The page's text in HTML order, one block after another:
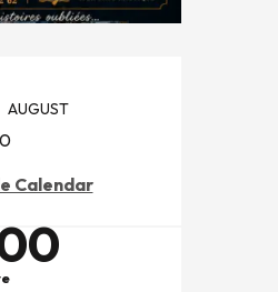
&
AUGUST
Calendar